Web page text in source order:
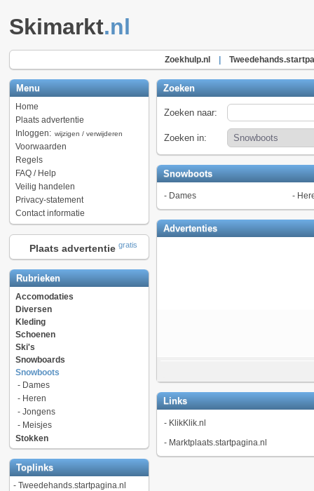
Skimarkt.nl
Zoekhulp.nl
Menu
Home
Plaats advertentie
Inloggen: wijzigen / verwijderen
Voorwaarden
Regels
FAQ / Help
Veilig handelen
Privacy-statement
Contact informatie
Plaats advertentie gratis
Rubrieken
Accomodaties
Diversen
Kleding
Schoenen
Ski's
Snowboards
Snowboots
- Dames
- Heren
- Jongens
- Meisjes
Stokken
Toplinks
- Tweedehands.startpagina.nl
Zoeken
Zoeken naar:
Zoeken in:
Snowboots
- Dames -
Advertenties
Links
- KlikKlik.nl
- Marktplaats.startpagina.nl